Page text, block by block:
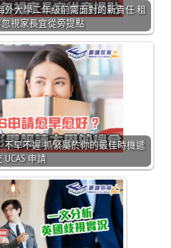
外大學二年級前需面對的新責任 租
視家長宜從旁提點
不早不遲 抓緊屬於你的最佳時機遞
UCAS 申請